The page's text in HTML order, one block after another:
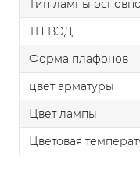
Тип лампы
ТН ВЭД
Форма плафонов
цвет арматуры
Цвет лампы
Цветовая